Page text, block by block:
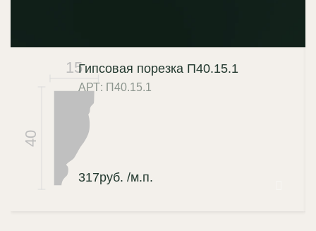
15
40
Гипсовая порезка П40.15.1
АРТ: П40.15.1
317руб. /м.п.